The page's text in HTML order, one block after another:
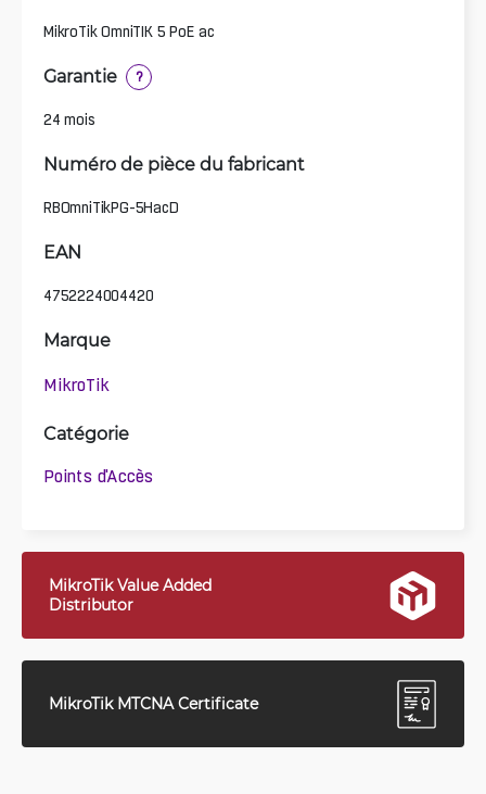
MikroTik OmniTIK 5 PoE ac
Garantie ?
24 mois
Numéro de pièce du fabricant
RBOmniTikPG-5HacD
EAN
4752224004420
Marque
MikroTik
Catégorie
Points d'Accès
MikroTik Value Added
Distributor
MikroTik MTCNA Certificate